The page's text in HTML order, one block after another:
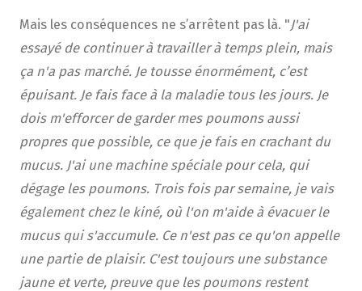
Mais les conséquences ne s’arrêtent pas là. "J'ai
essayé de continuer à travailler à temps plein, mais
ça n'a pas marché. Je tousse énormément, c’est
épuisant. Je fais face à la maladie tous les jours. Je
dois m'efforcer de garder mes poumons aussi
propres que possible, ce que je fais en crachant du
mucus. J'ai une machine spéciale pour cela, qui
dégage les poumons. Trois fois par semaine, je vais
également chez le kiné, où l'on m'aide à évacuer le
mucus qui s'accumule. Ce n'est pas ce qu'on appelle
une partie de plaisir. C'est toujours une substance
jaune et verte, preuve que les poumons restent